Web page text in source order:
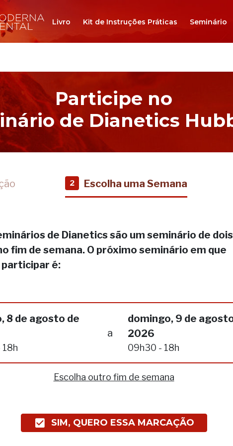
Livro Kit de Instruções Práticas Seminário
Participe no
de Dianetics
2 Escolha uma Semana
de Dianetics são um seminário de dois
fim de semana. O próximo seminário em que
participar é:
8 de agosto de
a
domingo, 9 de
2026
09h30 - 18h
Escolha outro fim de semana
SIM, QUERO ESSA MARCAÇÃO